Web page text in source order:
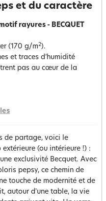
et du caractère
rayures - BECQUET
(170 g/m2).
et traces d’humidité
pas au cœur de la
de partage, voici le
(ou intérieure !) :
une exclusivité Becquet. Avec
pepsy, ce chemin de
touche de modernité et de
autour d'une table, la vie